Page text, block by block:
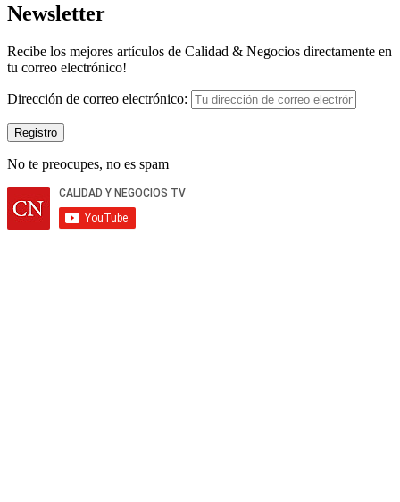
Newsletter
Recibe los mejores artículos de Calidad & Negocios directamente en
tu correo electrónico!
Dirección de correo electrónico:
No te preocupes, no es spam